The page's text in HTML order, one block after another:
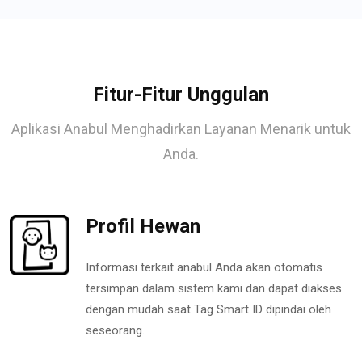
Fitur-Fitur Unggulan
Aplikasi Anabul Menghadirkan Layanan Menarik untuk
Anda.
Profil Hewan
Informasi terkait anabul Anda akan otomatis
tersimpan dalam sistem kami dan dapat diakses
dengan mudah saat Tag Smart ID dipindai oleh
seseorang.